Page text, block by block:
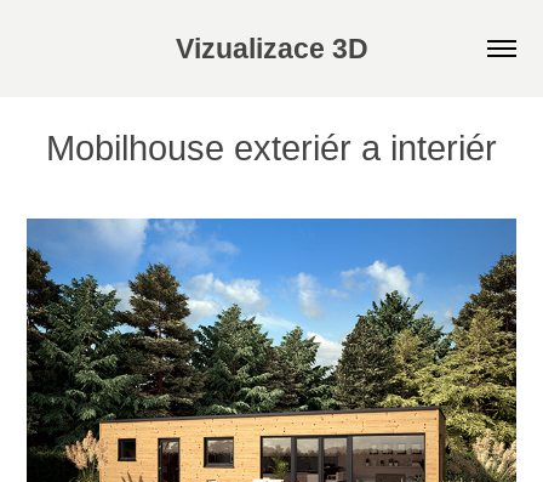
Vizualizace 3D
Mobilhouse exteriér a interiér